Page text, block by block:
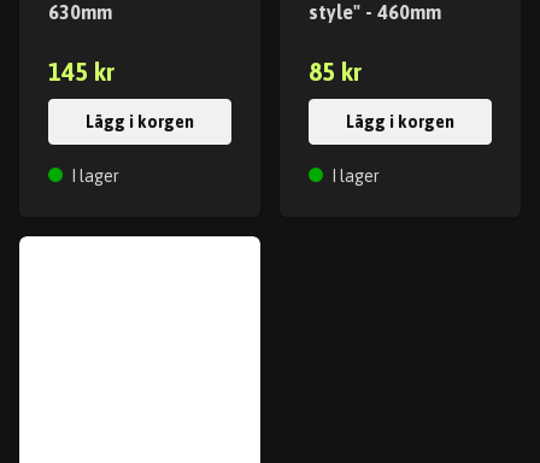
630mm
145 kr
Lägg i korgen
I lager
style" - 460mm
85 kr
Lägg i korgen
I lager